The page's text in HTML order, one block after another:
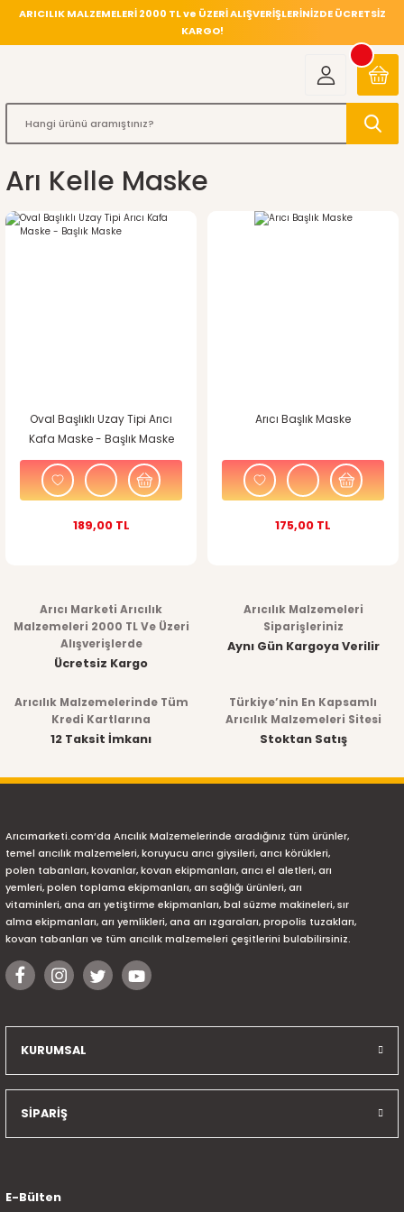
ARICILIK MALZEMELERİ 2000 TL ve ÜZERİ ALIŞVERİŞLERİNİZDE ÜCRETSİZ
KARGO!
Arı Kelle Maske
Oval Başlıklı Uzay Tipi Arıcı
Kafa Maske - Başlık Maske
189,00 TL
Arıcı Başlık Maske
175,00 TL
Arıcı Marketi Arıcılık
Malzemeleri 2000 TL Ve Üzeri
Alışverişlerde
Ücretsiz Kargo
Arıcılık Malzemeleri
Siparişleriniz
Aynı Gün Kargoya Verilir
Arıcılık Malzemelerinde Tüm
Kredi Kartlarına
12 Taksit İmkanı
Türkiye’nin En Kapsamlı
Arıcılık Malzemeleri Sitesi
Stoktan Satış
Arıcımarketi.com’da Arıcılık Malzemelerinde aradığınız tüm ürünler,
temel arıcılık malzemeleri, koruyucu arıcı giysileri, arıcı körükleri,
polen tabanları, kovanlar, kovan ekipmanları, arıcı el aletleri, arı
yemleri, polen toplama ekipmanları, arı sağlığı ürünleri, arı
vitaminleri, ana arı yetiştirme ekipmanları, bal süzme makineleri, sır
alma ekipmanları, arı yemlikleri, ana arı ızgaraları, propolis tuzakları,
kovan tabanları ve tüm arıcılık malzemeleri çeşitlerini bulabilirsiniz.
KURUMSAL
SİPARİŞ
E-Bülten